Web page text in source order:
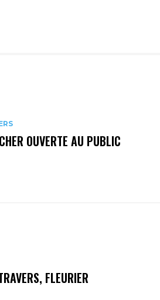
OUVERTE AU PUBLIC
FLEURIER